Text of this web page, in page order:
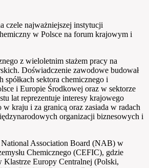
czele najważniejszej instytucji
w Polsce na forum krajowym i
z wieloletnim stażem pracy na
Doświadczenie zawodowe budował
sektora chemicznego i
i Europie Środkowej oraz w sektorze
lat reprezentuje interesy krajowego
w kraju i za granicą oraz zasiada w radach
organizacji biznesowych i
National Association Board (NAB) w
Chemicznego (CEFIC), gdzie
Klastrze Europy Centralnej (Polski,